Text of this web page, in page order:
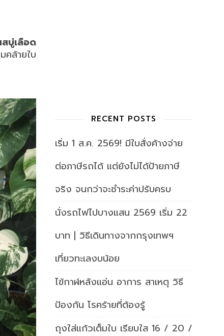
บู่เลือด
คล้ายใบ
RECENT POSTS
เริ่ม 1 ส.ค. 2569! มีใบสั่งค้างจ่าย
ต่อภาษีรถได้ แต่ยังไม่ได้ป้ายภาษี
จริง จนกว่าจะชำระค่าปรับครบ
นั่งรถไฟไปบางแสน 2569 เริ่ม 22
บาท | วิธีเดินทางจากกรุงเทพฯ
เที่ยวทะเลงบน้อย
ไข้กาฬหลังแอ่น อาการ สาเหตุ วิธี
ป้องกัน โรคร้ายที่ต้องรู้
ถุงใส่แก้วเต็มใบ เรียบใส 16 / 20 /